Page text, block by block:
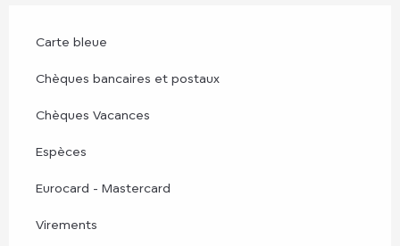
Carte bleue
Chèques bancaires et postaux
Chèques Vacances
Espèces
Eurocard - Mastercard
Virements